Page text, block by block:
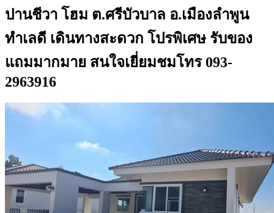
ปานชีวา โฮม ต.ศรีบัวบาล อ.เมืองลำพูน
ทำเลดี เดินทางสะดวก โปรพิเศษ รับของ
แถมมากมาย สนใจเยี่ยมชมโทร 093-
2963916